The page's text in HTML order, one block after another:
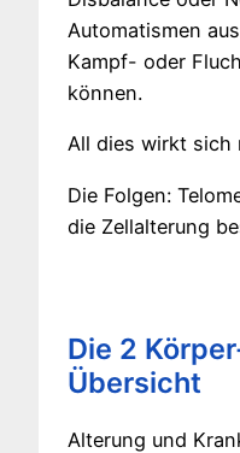
Automatismen
Kampf- oder
können.
All dies wirkt sich
Die Folgen:
die Zellalterung
Die 2
Übersicht
Alterung und